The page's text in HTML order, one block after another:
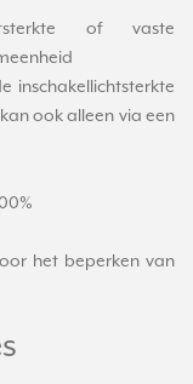
of vaste
inschakellichtsterkte
ook alleen via een
het beperken van